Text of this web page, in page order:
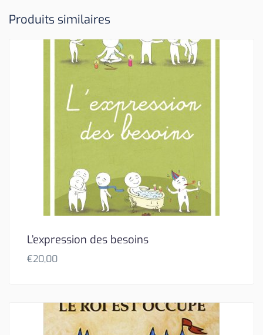
Produits similaires
L’expression des besoins
€20,00